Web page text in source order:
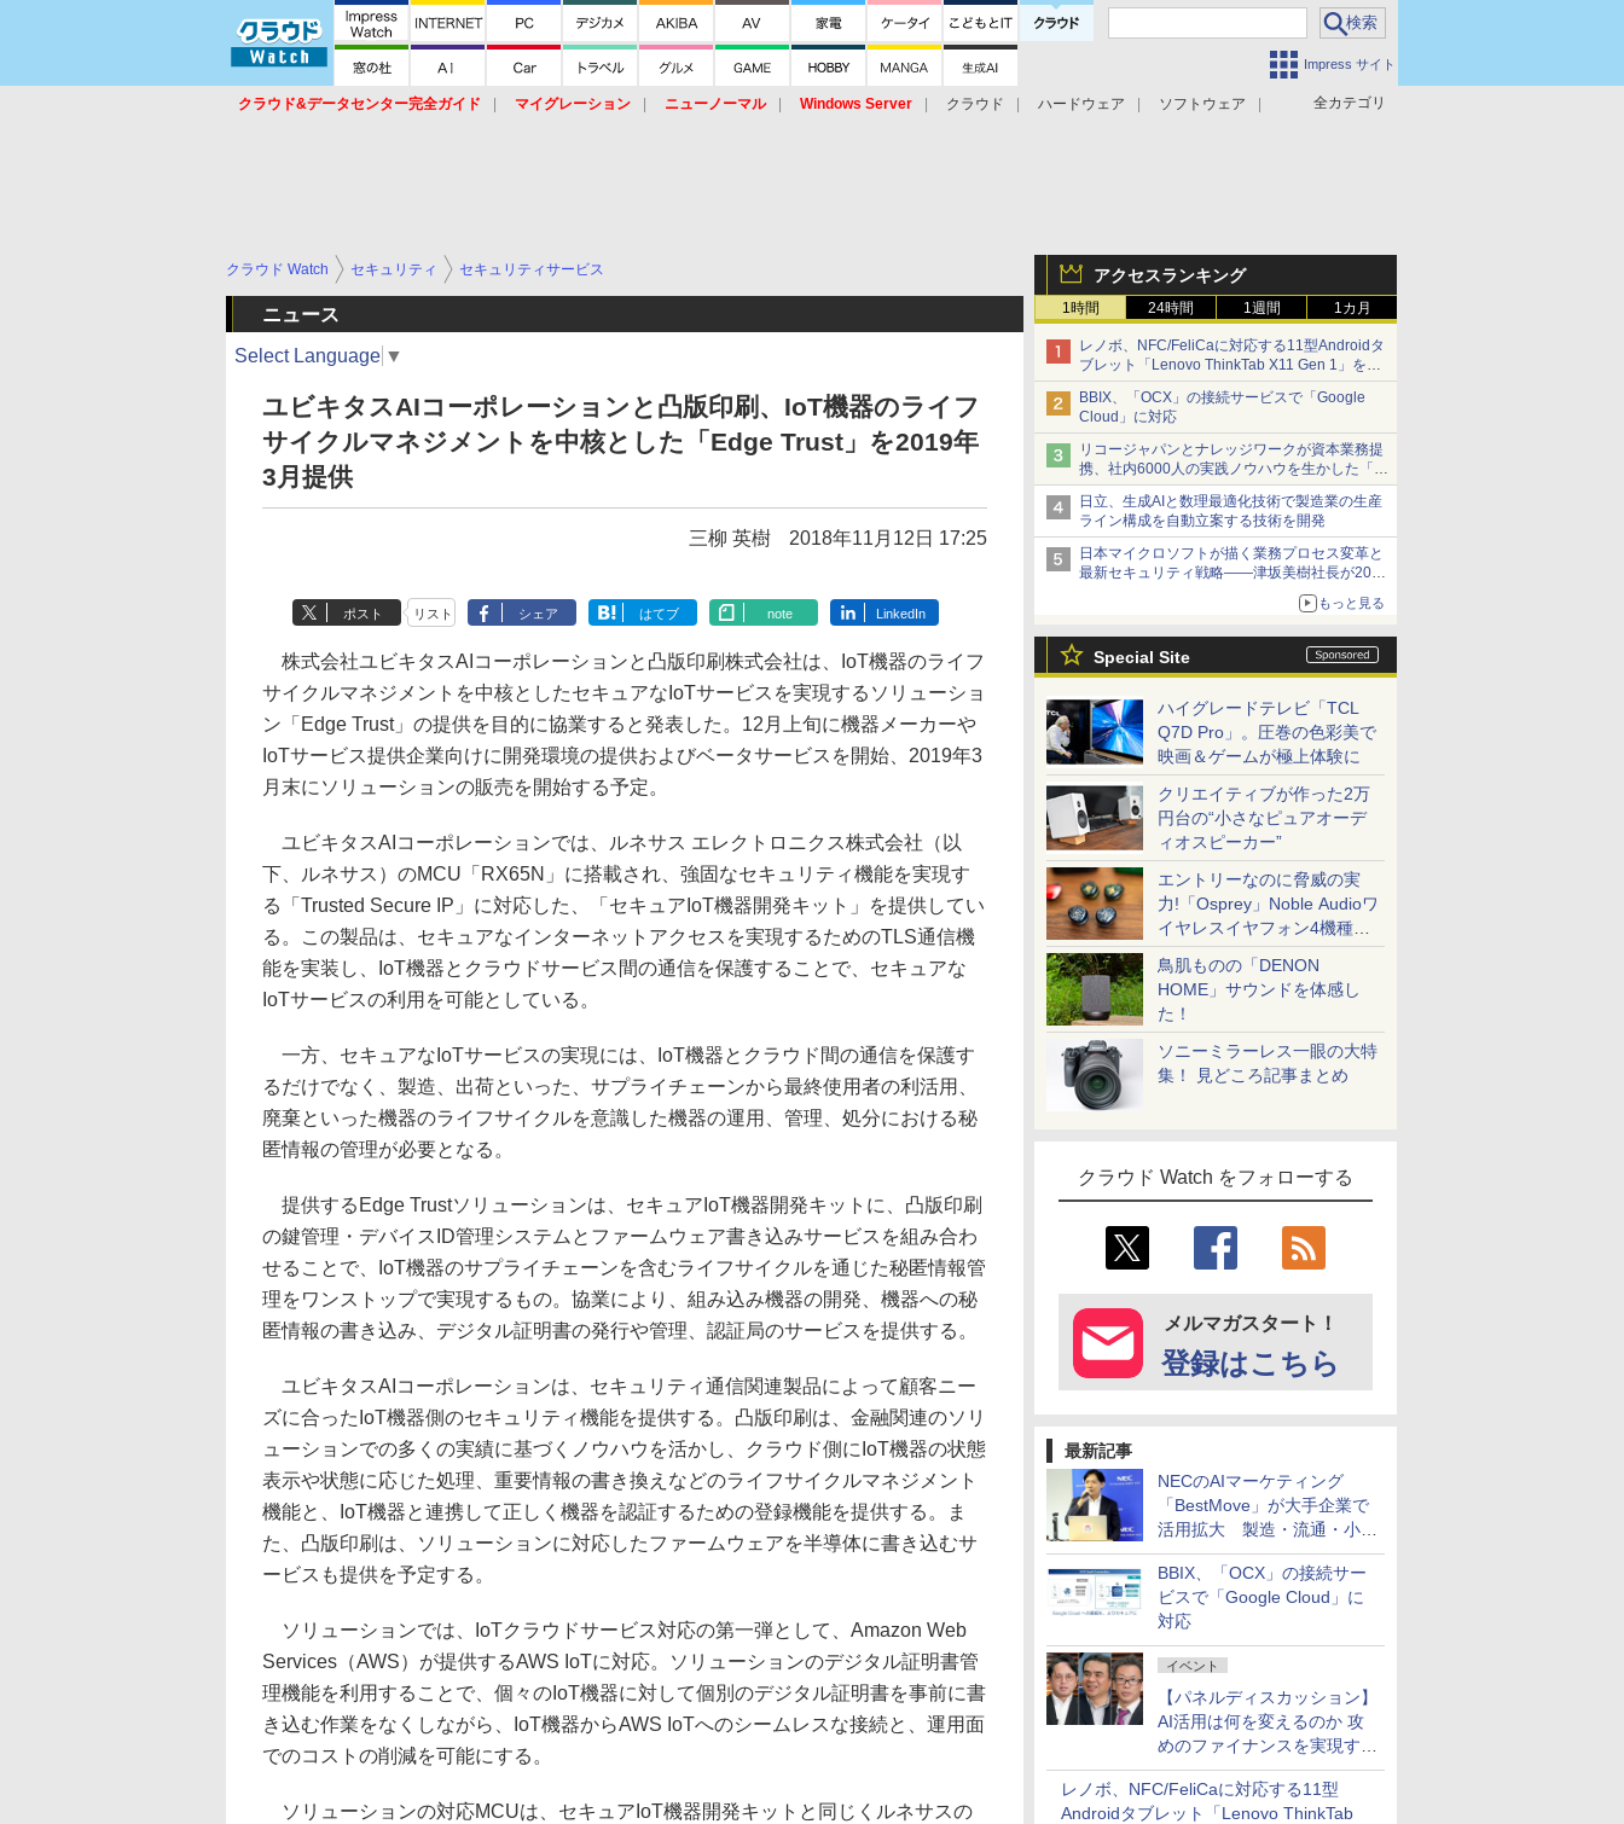
Impress サイト
全カテゴリ
クラウド&データセンター完全ガイド マイグレーション ニューノーマル Windows Server クラウド ハードウェア
ソフトウェア
アクセスランキング
1時間 24時間 1週間 1カ月
レノボ、NFC/FeliCaに対応する11型Androidタ
ブレット「Lenovo ThinkTab X11 Gen 1」を発
売
BBIX、「OCX」の接続サービスで「Google
Cloud」に対応
リコージャパンとナレッジワークが資本業務提
携、社内6000人の実践ノウハウを生かした「AI
商談記録 for RICOH」を展開へ
日立、生成AIと数理最適化技術で製造業の生産
ライン構成を自動立案する技術を開発
日本マイクロソフトが描く業務プロセス変革と
最新セキュリティ戦略――津坂美樹社長が2027
もっと見る
Special Site
ハイグレードテレビ「TCL
Q7D Pro」。圧巻の色彩美で
映画＆ゲームが極上体験に
クリエイティブが作った2万
円台の“小さなピュアオーデ
ィオスピーカー”
エントリーなのに脅威の実
力!「Osprey」Noble Audioワ
イヤレスイヤフォン4機種を
一気に聴く
鳥肌ものの「DENON
HOME」サウンドを体感し
た！
ソニーミラーレス一眼の大特
集！ 見どころ記事まとめ
クラウド Watch をフォローする
メルマガスタート！
登録はこちら
最新記事
NECのAIマーケティング
「BestMove」が大手企業で
活用拡大 製造・流通・小売
企業・広告代理店などが実装
フェーズへ
BBIX、「OCX」の接続サー
ビスで「Google Cloud」に
対応
イベント
【パネルディスカッション】
AI活用は何を変えるのか 攻
めのファイナンスを実現する
業務設計とマインドセット変
革
レノボ、NFC/FeliCaに対応する11型
Androidタブレット「Lenovo ThinkTab
クラウド Watch セキュリティ セキュリティサービス
ニュース
Select Language ▼
ユビキタスAIコーポレーションと凸版印刷、IoT機器のライフ
サイクルマネジメントを中核とした「Edge Trust」を2019年
3月提供
三柳 英樹 2018年11月12日 17:25
ポスト リスト シェア はてブ note LinkedIn
株式会社ユビキタスAIコーポレーションと凸版印刷株式会社は、IoT機器のライフ
サイクルマネジメントを中核としたセキュアなIoTサービスを実現するソリューショ
ン「Edge Trust」の提供を目的に協業すると発表した。12月上旬に機器メーカーや
IoTサービス提供企業向けに開発環境の提供およびベータサービスを開始、2019年3
月末にソリューションの販売を開始する予定。
ユビキタスAIコーポレーションでは、ルネサス エレクトロニクス株式会社（以
下、ルネサス）のMCU「RX65N」に搭載され、強固なセキュリティ機能を実現す
る「Trusted Secure IP」に対応した、「セキュアIoT機器開発キット」を提供してい
る。この製品は、セキュアなインターネットアクセスを実現するためのTLS通信機
能を実装し、IoT機器とクラウドサービス間の通信を保護することで、セキュアな
IoTサービスの利用を可能としている。
一方、セキュアなIoTサービスの実現には、IoT機器とクラウド間の通信を保護す
るだけでなく、製造、出荷といった、サプライチェーンから最終使用者の利活用、
廃棄といった機器のライフサイクルを意識した機器の運用、管理、処分における秘
匿情報の管理が必要となる。
提供するEdge Trustソリューションは、セキュアIoT機器開発キットに、凸版印刷
の鍵管理・デバイスID管理システムとファームウェア書き込みサービスを組み合わ
せることで、IoT機器のサプライチェーンを含むライフサイクルを通じた秘匿情報管
理をワンストップで実現するもの。協業により、組み込み機器の開発、機器への秘
匿情報の書き込み、デジタル証明書の発行や管理、認証局のサービスを提供する。
ユビキタスAIコーポレーションは、セキュリティ通信関連製品によって顧客ニー
ズに合ったIoT機器側のセキュリティ機能を提供する。凸版印刷は、金融関連のソリ
ューションでの多くの実績に基づくノウハウを活かし、クラウド側にIoT機器の状態
表示や状態に応じた処理、重要情報の書き換えなどのライフサイクルマネジメント
機能と、IoT機器と連携して正しく機器を認証するための登録機能を提供する。ま
た、凸版印刷は、ソリューションに対応したファームウェアを半導体に書き込むサ
ービスも提供を予定する。
ソリューションでは、IoTクラウドサービス対応の第一弾として、Amazon Web
Services（AWS）が提供するAWS IoTに対応。ソリューションのデジタル証明書管
理機能を利用することで、個々のIoT機器に対して個別のデジタル証明書を事前に書
き込む作業をなくしながら、IoT機器からAWS IoTへのシームレスな接続と、運用面
でのコストの削減を可能にする。
ソリューションの対応MCUは、セキュアIoT機器開発キットと同じくルネサスの